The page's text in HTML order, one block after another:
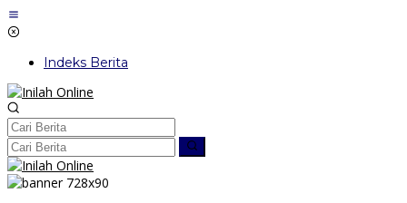
Lewati
ke
Indeks Berita